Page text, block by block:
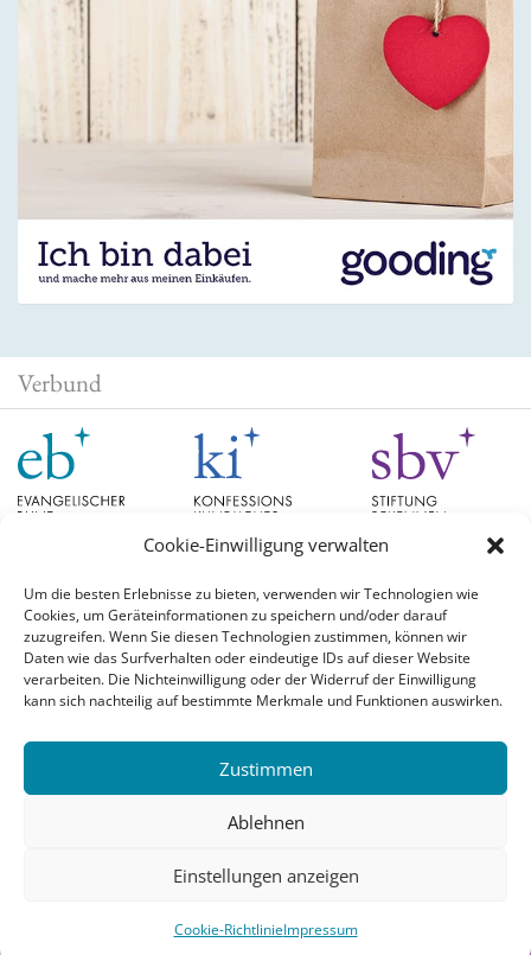
Cookie-Einwilligung verwalten
Um die besten Erlebnisse zu bieten, verwenden wir Technologien wie
Cookies, um Geräteinformationen zu speichern und/oder darauf
zuzugreifen. Wenn Sie diesen Technologien zustimmen, können wir
Daten wie das Surfverhalten oder eindeutige IDs auf dieser Website
verarbeiten. Die Nichteinwilligung oder der Widerruf der Einwilligung
kann sich nachteilig auf bestimmte Merkmale und Funktionen auswirken.
Zustimmen
Ablehnen
Einstellungen anzeigen
Cookie-RichtlinieImpressum
Verbund
Schlagwörter
#aufgetischt Christian Schad Diskussion EB Bayern EB Hessen Evangelische
Monatsspruch
Reformation Theologie
Ukraine Ökumene
© 2026 Evangelischer Bund |